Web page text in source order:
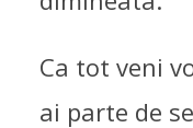
Ca tot veni
ai parte de